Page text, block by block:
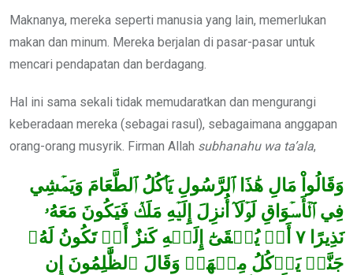
Maknanya, mereka seperti manusia yang lain, memerlukan
makan dan minum. Mereka berjalan di pasar-pasar untuk
mencari pendapatan dan berdagang.
Hal ini sama sekali tidak memudaratkan dan mengurangi
keberadaan mereka (sebagai rasul), sebagaimana anggapan
orang-orang musyrik. Firman Allah subhanahu wa ta’ala,
وَقَالُواْ مَالِ هَٰذَا ٱلرَّسُولِ يَأۡكُلُ ٱلطَّعَامَ وَيَمۡشِي
فِي ٱلۡأَسۡوَاقِ لَوۡلَآ أُنزِلَ إِلَيۡهِ مَلَكٞ فَيَكُونَ مَعَهُۥ
نَذِيرًا٧ أَوۡ يُلۡقَىٰٓ إِلَيۡهِ كَنزٌ أَوۡ تَكُونُ لَهُۥ
جَنَّةٞ يَأۡكُلُ مِنۡهَاۚ وَقَالَ ٱلظَّٰلِمُونَ إِن